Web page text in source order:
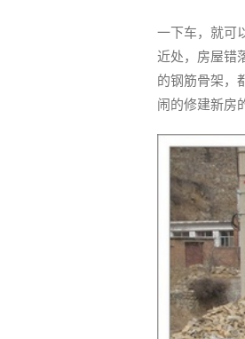
一下车，就可
近处，房屋错
的钢筋骨架，
闹的修建新房